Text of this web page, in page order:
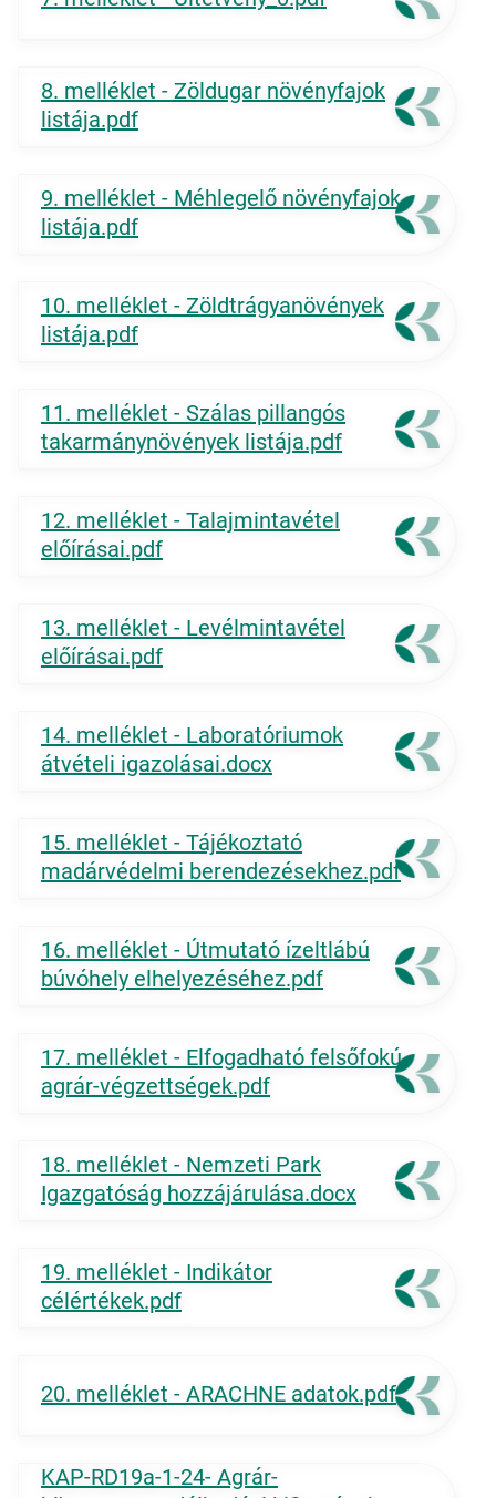
8. melléklet - Zöldugar növényfajok
listája.pdf
9. melléklet - Méhlegelő növényfajok
listája.pdf
10. melléklet - Zöldtrágyanövények
listája.pdf
11. melléklet - Szálas pillangós
takarmánynövények listája.pdf
12. melléklet - Talajmintavétel
előírásai.pdf
13. melléklet - Levélmintavétel
előírásai.pdf
14. melléklet - Laboratóriumok
átvételi igazolásai.docx
15. melléklet - Tájékoztató
madárvédelmi berendezésekhez.pdf
16. melléklet - Útmutató ízeltlábú
búvóhely elhelyezéséhez.pdf
17. melléklet - Elfogadható felsőfokú
agrár-végzettségek.pdf
18. melléklet - Nemzeti Park
Igazgatóság hozzájárulása.docx
19. melléklet - Indikátor
célértékek.pdf
20. melléklet - ARACHNE adatok.pdf
KAP-RD19a-1-24- Agrár-